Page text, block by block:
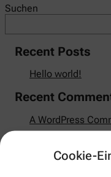
Cookie-
Suchen
Recent Posts
Hello world!
Recent
A WordPress